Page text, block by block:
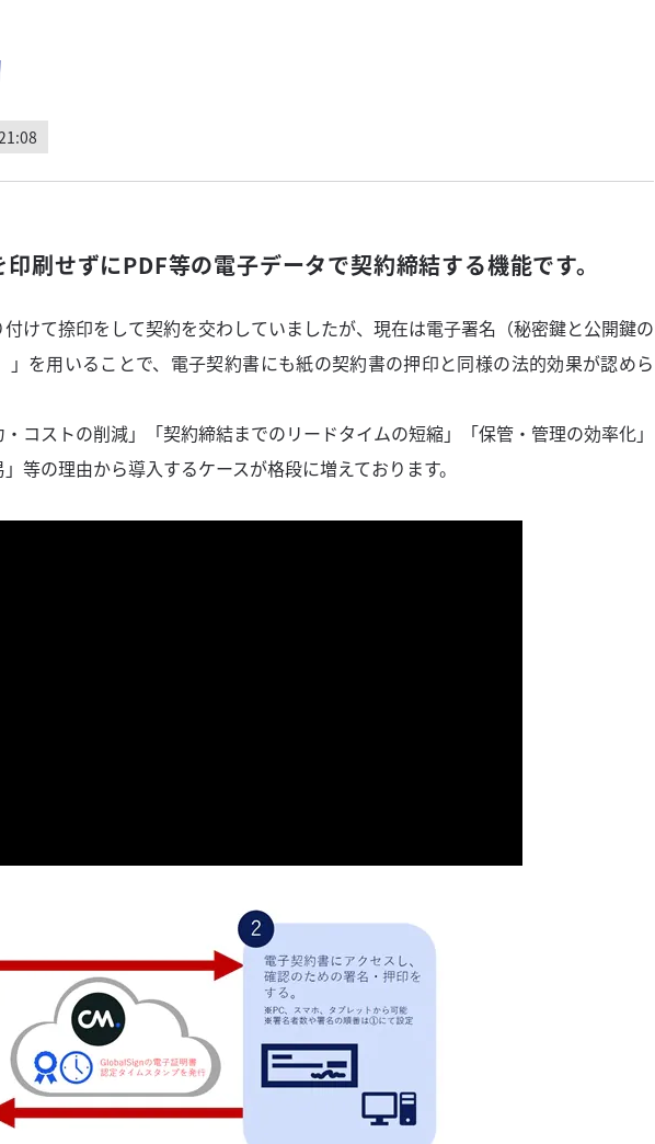
刷せずにPDF等の電子データで契約締結する機能です。
けて捺印をして契約を交わしていましたが、現在は電子署名（秘密鍵と公開鍵の
を用いることで、電子契約書にも紙の契約書の押印と同様の法的効果が認めら
・コストの削減」「契約締結までのリードタイムの短縮」「保管・管理の効率化」
等の理由から導入するケースが格段に増えております。